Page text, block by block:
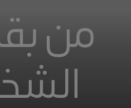
من